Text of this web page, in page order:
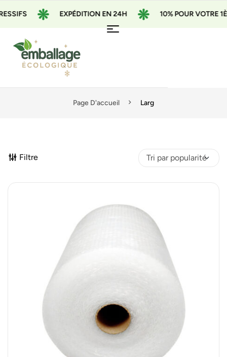
EXPÉDITION EN 24H 10% POUR VOTRE
Page D'accueil Larg
Filtre